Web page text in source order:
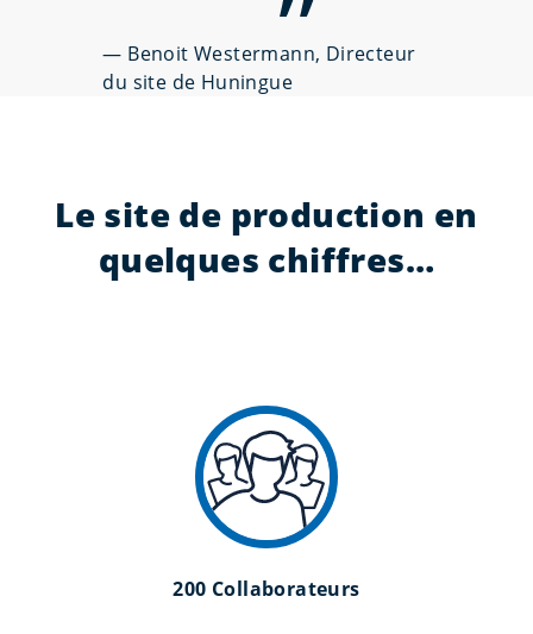
— Benoit Westermann, Directeur
du site de Huningue
Le site de production en
quelques chiffres…
200 Collaborateurs